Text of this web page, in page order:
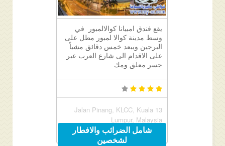
يقع فندق امبيانا كوالالمبور في
وسط مدينة كوالا لمبور مطل على
البرجين ويبعد خمس دقائق مشياً
على الاقدام الى شارع العرب عبر
جسر معلق ومك
13 Jalan Pinang, KLCC, Kuala
Lumpur, Malaysia
شامل الضرائب والافطار
لشخصين